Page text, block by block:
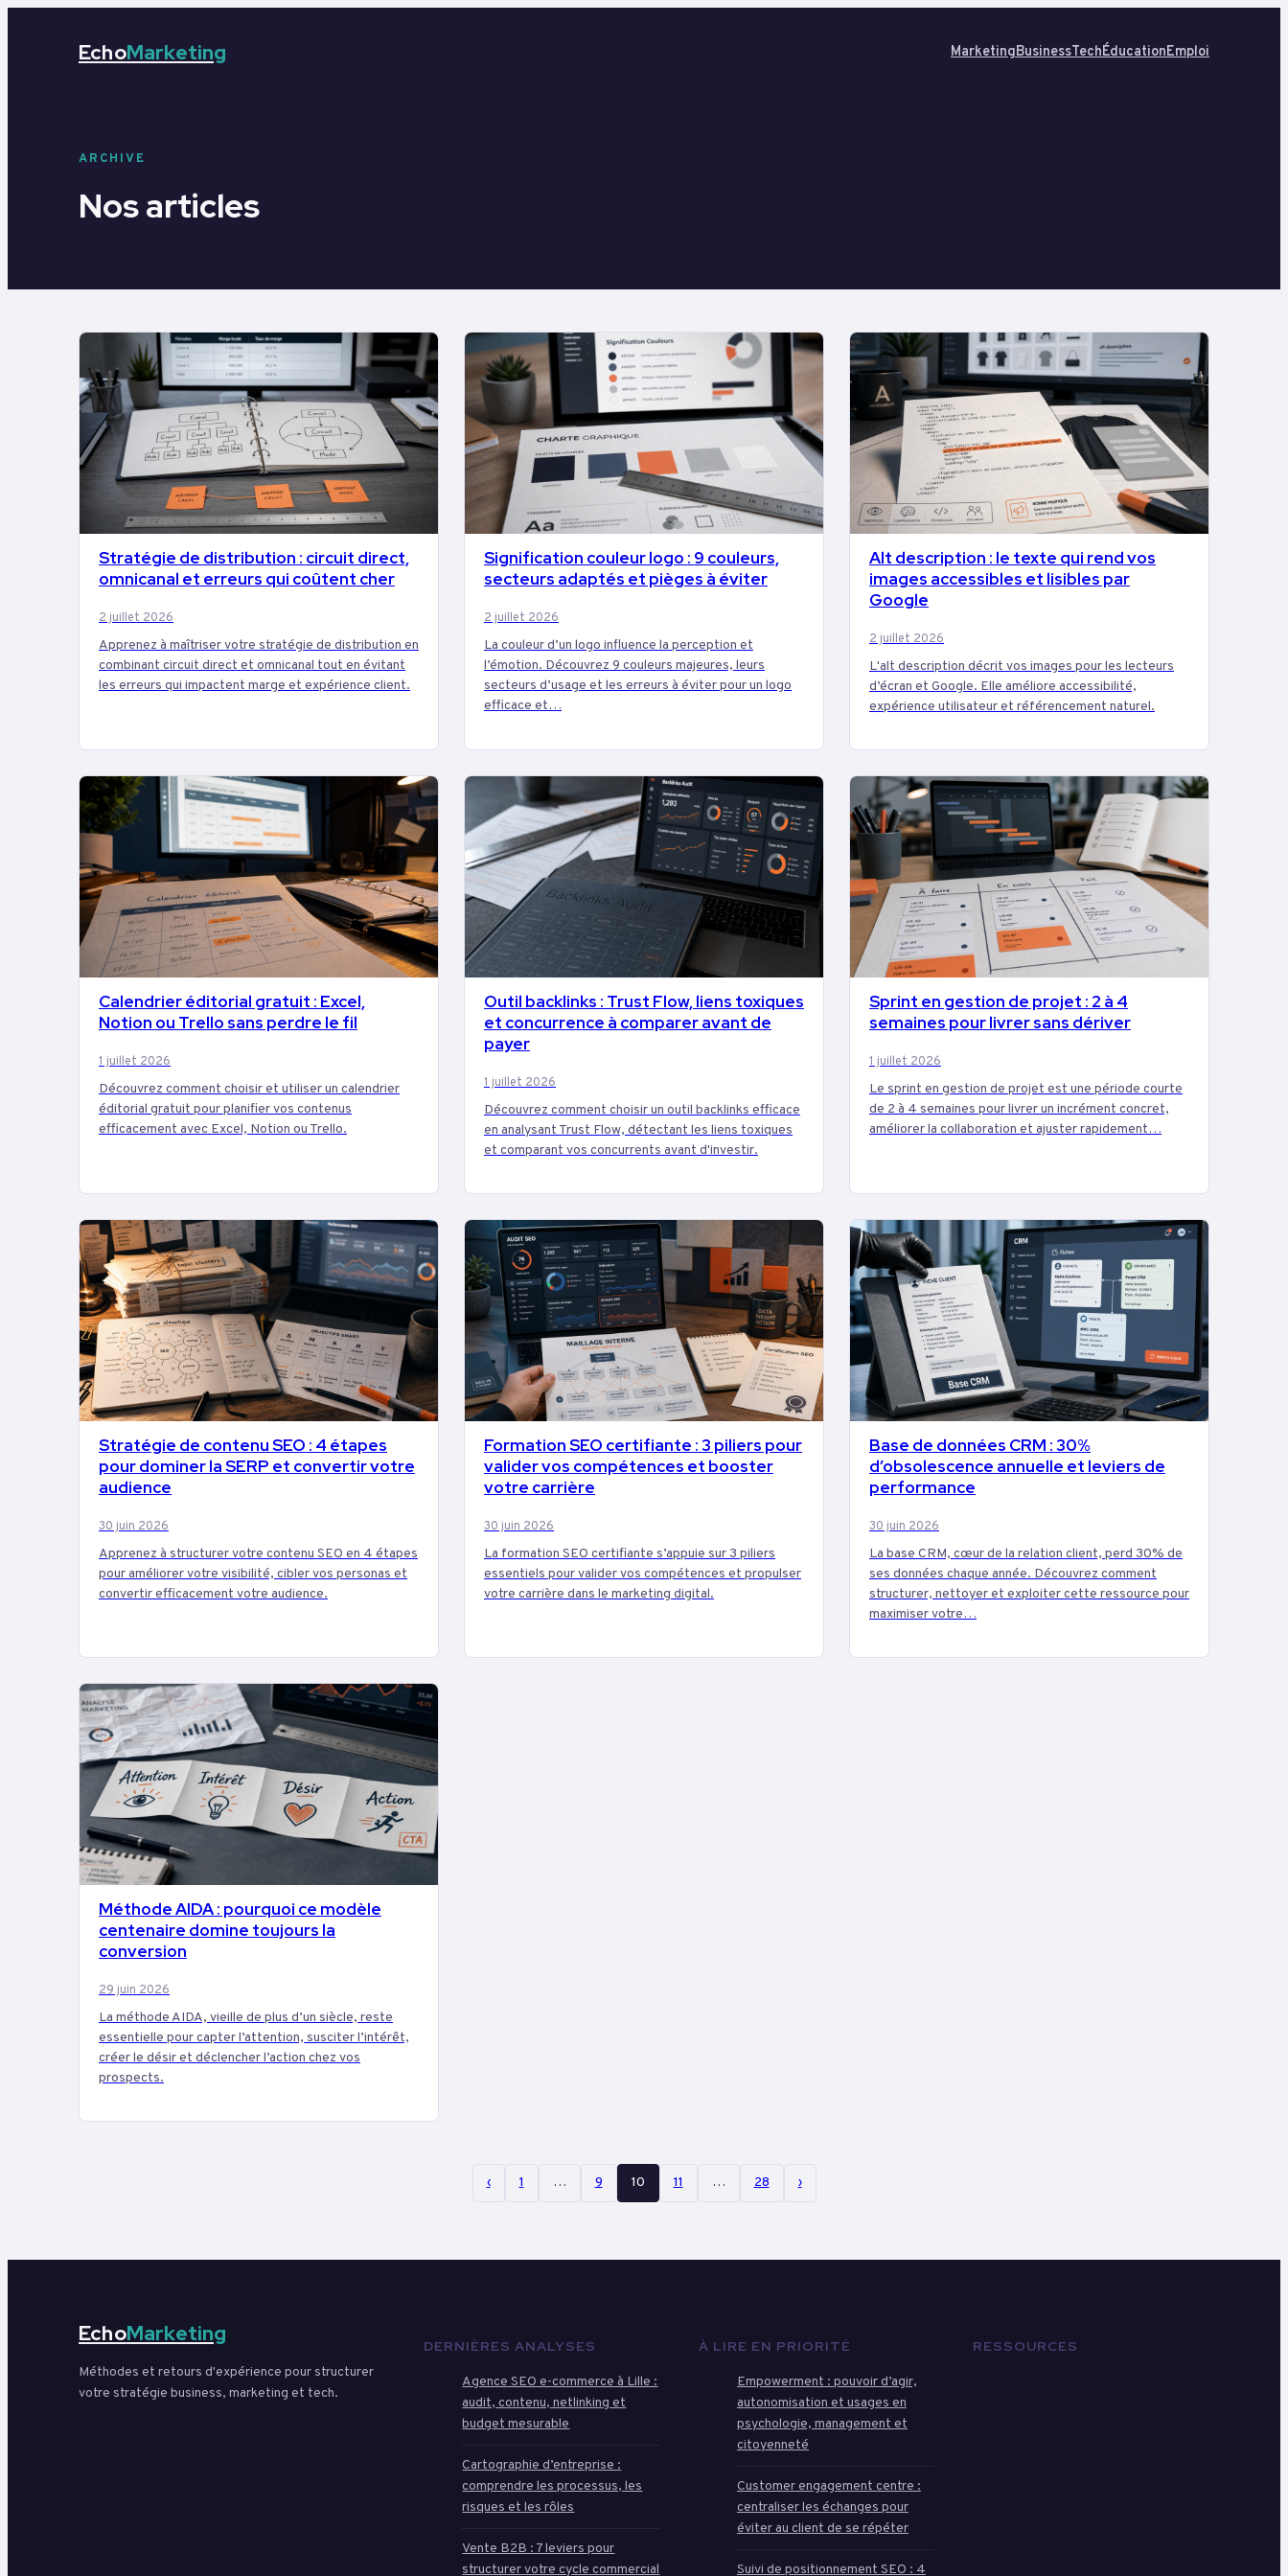
EchoMarketing MarketingBusinessTechÉducationEmploi
ARCHIVE
Nos articles
MARKETING
Stratégie de distribution : circuit direct,
omnicanal et erreurs qui coûtent cher
2 juillet 2026
Apprenez à maîtriser votre stratégie de distribution en
combinant circuit direct et omnicanal tout en évitant
les erreurs qui impactent marge et expérience client.
MARKETING
Signification couleur logo : 9 couleurs,
secteurs adaptés et pièges à éviter
2 juillet 2026
La couleur d’un logo influence la perception et
l’émotion. Découvrez 9 couleurs majeures, leurs
secteurs d’usage et les erreurs à éviter pour un logo
efficace et…
MARKETING
Alt description : le texte qui rend vos
images accessibles et lisibles par
Google
2 juillet 2026
L'alt description décrit vos images pour les lecteurs
d’écran et Google. Elle améliore accessibilité,
expérience utilisateur et référencement naturel.
MARKETING
Calendrier éditorial gratuit : Excel,
Notion ou Trello sans perdre le fil
1 juillet 2026
Découvrez comment choisir et utiliser un calendrier
éditorial gratuit pour planifier vos contenus
efficacement avec Excel, Notion ou Trello.
MARKETING
Outil backlinks : Trust Flow, liens toxiques
et concurrence à comparer avant de
payer
1 juillet 2026
Découvrez comment choisir un outil backlinks efficace
en analysant Trust Flow, détectant les liens toxiques
et comparant vos concurrents avant d'investir.
MARKETING
Sprint en gestion de projet : 2 à 4
semaines pour livrer sans dériver
1 juillet 2026
Le sprint en gestion de projet est une période courte
de 2 à 4 semaines pour livrer un incrément concret,
améliorer la collaboration et ajuster rapidement…
MARKETING
Stratégie de contenu SEO : 4 étapes
pour dominer la SERP et convertir votre
audience
30 juin 2026
Apprenez à structurer votre contenu SEO en 4 étapes
pour améliorer votre visibilité, cibler vos personas et
convertir efficacement votre audience.
MARKETING
Formation SEO certifiante : 3 piliers pour
valider vos compétences et booster
votre carrière
30 juin 2026
La formation SEO certifiante s’appuie sur 3 piliers
essentiels pour valider vos compétences et propulser
votre carrière dans le marketing digital.
MARKETING
Base de données CRM : 30%
d’obsolescence annuelle et leviers de
performance
30 juin 2026
La base CRM, cœur de la relation client, perd 30% de
ses données chaque année. Découvrez comment
structurer, nettoyer et exploiter cette ressource pour
maximiser votre…
MARKETING
Méthode AIDA : pourquoi ce modèle
centenaire domine toujours la
conversion
29 juin 2026
La méthode AIDA, vieille de plus d’un siècle, reste
essentielle pour capter l’attention, susciter l’intérêt,
créer le désir et déclencher l’action chez vos
prospects.
‹ 1 … 9 10 11 … 28 ›
EchoMarketing
Méthodes et retours d'expérience pour structurer
votre stratégie business, marketing et tech.
DERNIÈRES ANALYSES
Agence SEO e-commerce à Lille :
audit, contenu, netlinking et
budget mesurable
Cartographie d’entreprise :
comprendre les processus, les
risques et les rôles
Vente B2B : 7 leviers pour
structurer votre cycle commercial
À LIRE EN PRIORITÉ
Empowerment : pouvoir d’agir,
autonomisation et usages en
psychologie, management et
citoyenneté
Customer engagement centre :
centraliser les échanges pour
éviter au client de se répéter
Suivi de positionnement SEO : 4
RESSOURCES